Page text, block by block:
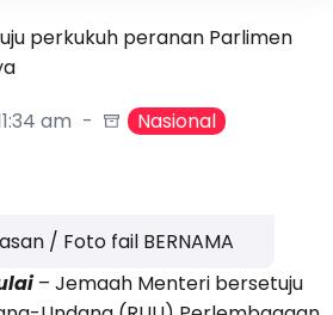
perkukuh peranan Parlimen
am
Nasional
/ Foto fail BERNAMA
– Jemaah Menteri bersetuju